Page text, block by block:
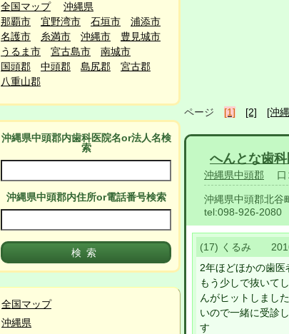
全国マップ
沖縄県
那覇市
宜野湾市 石垣市
浦添市
名護市
糸満市 沖縄市
豊見城市
うるま市
宮古島市
南城市
国頭郡
中頭郡 島尻郡
宮古郡
八重山郡
沖縄県中頭郡内歯科医院名or法人名検
索
沖縄県中頭郡内住所or電話番号検索
全国マップ
沖縄県
ページ [1] [2] [沖
へんとな歯
沖縄県中頭郡 口
沖縄県中頭郡北谷
tel:098-926-2080
(17) くるみ
2年ほどほかの歯医
もう少しで抜いて
んがヒットしまし
いので一緒に受診
す